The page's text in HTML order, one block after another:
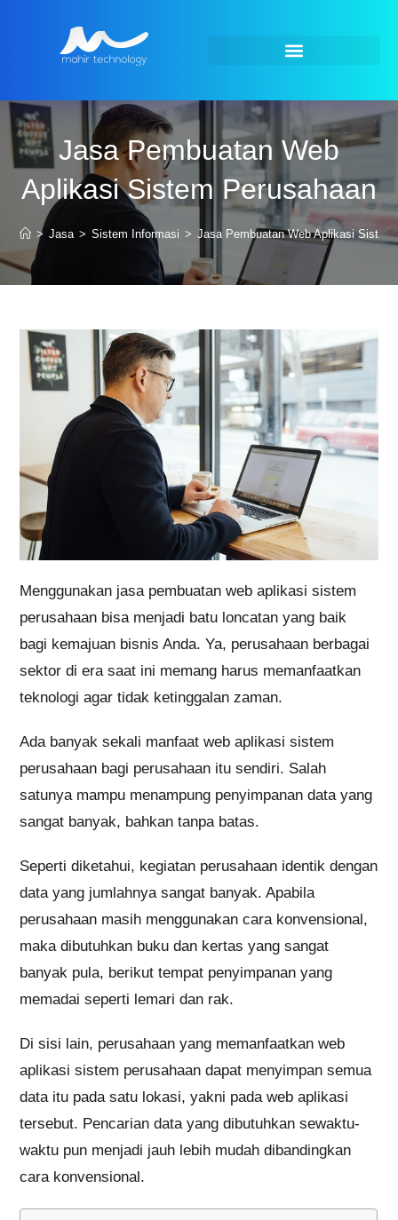
Jasa Pembuatan Web
Aplikasi Sistem Perusahaan
> Jasa > Sistem Informasi > Jasa Pembuatan Web Aplikasi Sistem
Menggunakan jasa pembuatan web aplikasi sistem
perusahaan bisa menjadi batu loncatan yang baik
bagi kemajuan bisnis Anda. Ya, perusahaan berbagai
sektor di era saat ini memang harus memanfaatkan
teknologi agar tidak ketinggalan zaman.
Ada banyak sekali manfaat web aplikasi sistem
perusahaan bagi perusahaan itu sendiri. Salah
satunya mampu menampung penyimpanan data yang
sangat banyak, bahkan tanpa batas.
Seperti diketahui, kegiatan perusahaan identik dengan
data yang jumlahnya sangat banyak. Apabila
perusahaan masih menggunakan cara konvensional,
maka dibutuhkan buku dan kertas yang sangat
banyak pula, berikut tempat penyimpanan yang
memadai seperti lemari dan rak.
Di sisi lain, perusahaan yang memanfaatkan web
aplikasi sistem perusahaan dapat menyimpan semua
data itu pada satu lokasi, yakni pada web aplikasi
tersebut. Pencarian data yang dibutuhkan sewaktu-
waktu pun menjadi jauh lebih mudah dibandingkan
cara konvensional.